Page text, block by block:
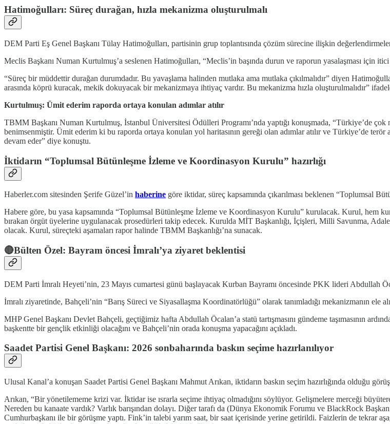
Hatimoğulları: Süreç durağan, hızla mekanizma oluşturulmalı
DEM Parti Eş Genel Başkanı Tülay Hatimoğulları, partisinin grup toplantısında çözüm sürecine ilişkin
Meclis Başkanı Numan Kurtulmuş’a seslenen Hatimoğulları, “Meclis’in başında durun ve raporun yasalaşması için
“Süreç bir müddettir durağan durumdadır. Bu yavaşlama halinden mutlaka ama mutlaka çıkılmalıdır” diyen
arasında köprü kuracak, mekik dokuyacak bir mekanizmaya ihtiyaç vardır. Bu mekanizma hızla oluşturulmalıdır”
Kurtulmuş: Ümit ederim raporda ortaya konulan adımlar atılır
TBMM Başkanı Numan Kurtulmuş, İstanbul Üniversitesi Ödülleri Programı’nda yaptığı konuşmada, “Türkiye’de
benimsenmiştir. Ümit ederim ki bu raporda ortaya konulan yol haritasının gereği olan adımlar atılır ve Türkiye’de
devam eder” diye konuştu.
İktidarın “Toplumsal Bütünleşme İzleme ve Koordinasyon Kurulu” hazırlığı
Haberler.com sitesinden Şerife Güzel’in haberine göre iktidar, süreç kapsamında çıkarılması beklenen “Toplumsal
Habere göre, bu yasa kapsamında “Toplumsal Bütünleşme İzleme ve Koordinasyon Kurulu” kurulacak. Kurul, hem
bırakan örgüt üyelerine uygulanacak prosedürleri takip edecek. Kurulda MİT Başkanlığı, İçişleri, Milli Savunma,
olacak. Kurul, süreçteki aşamaları rapor halinde TBMM Başkanlığı’na sunacak.
🔴Bülten Özel: Bayram öncesi İmralı’ya ziyaret beklentisi
DEM Parti İmralı Heyeti’nin, 23 Mayıs cumartesi günü başlayacak Kurban Bayramı öncesinde PKK lideri Abdullah
İmralı ziyaretinde, Bahçeli’nin “Barış Süreci ve Siyasallaşma Koordinatörlüğü” olarak tanımladığı mekanizmanın ele
MHP Genel Başkanı Devlet Bahçeli, geçtiğimiz hafta Abdullah Öcalan’a statü tartışmasını gündeme taşımasının
başkentte bir gençlik etkinliği olacağını ve Bahçeli’nin orada konuşma yapacağını açıkladı.
Saadet Partisi Genel Başkanı: 2026 sonbaharında baskın seçime hazırlanılıyor
Ulusal Kanal’a konuşan Saadet Partisi Genel Başkanı Mahmut Arıkan, iktidarın baskın seçim hazırlığında olduğu
Arıkan, “Bir yönetilememe krizi var. İktidar ise ısrarla seçime ihtiyaç olmadığını söylüyor. Gelişmelere merceği
Nereden bu kanaate vardık? Varlık barışından dolayı. Diğer tarafı da (Dünya Ekonomik Forumu ve BlackRock
Cumhurbaşkanı ile bir görüşme yaptı. Fink’in talebi yarım saat, bir saat içerisinde yerine getirildi. Faizlerin de tekrar